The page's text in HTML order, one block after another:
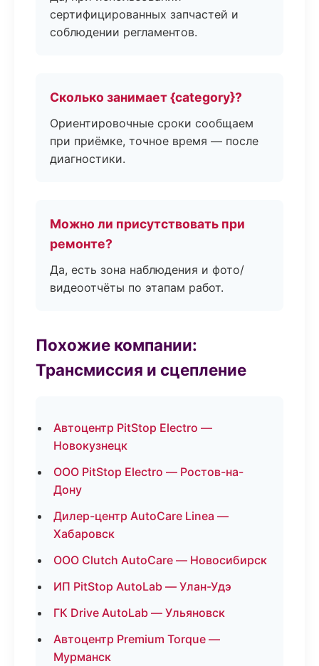
сертифицированных запчастей и
соблюдении регламентов.
Сколько занимает {category}?
Ориентировочные сроки сообщаем
при приёмке, точное время — после
диагностики.
Можно ли присутствовать при
ремонте?
Да, есть зона наблюдения и фото/
видеоотчёты по этапам работ.
Похожие компании:
Трансмиссия и сцепление
Автоцентр PitStop Electro —
Новокузнецк
ООО PitStop Electro — Ростов-на-
Дону
Дилер-центр AutoCare Linea —
Хабаровск
ООО Clutch AutoCare — Новосибирск
ИП PitStop AutoLab — Улан-Удэ
ГК Drive AutoLab — Ульяновск
Автоцентр Premium Torque —
Мурманск